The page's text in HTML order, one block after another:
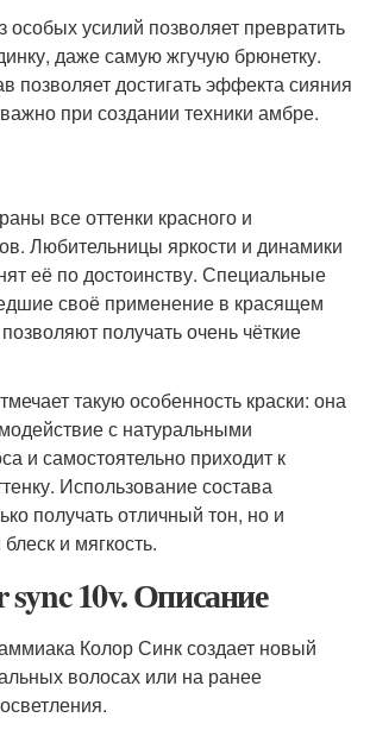
особых усилий позволяет превратить
даже самую жгучую брюнетку.
позволяет достигать эффекта сияния
при создании техники амбре.
все оттенки красного и
Любительницы яркости и динамики
её по достоинству. Специальные
своё применение в красящем
получать очень чёткие
такую особенность краски: она
с натуральными
и самостоятельно приходит к
Использование состава
получать отличный тон, но и
и мягкость.
10v. Описание
Колор Синк создает новый
волосах или на ранее